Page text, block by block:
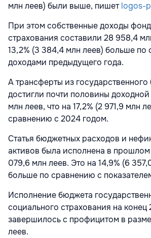
млн леев) были выше, пишетlogos-
При этом собственные доходы
страхования составили 28 958,4
13,2% (3 384,4 млн леев) больше по
доходами предыдущего года.
А трансферты из
достигли почти половины
млн леев, что на 17,2% (2 971,9 млн
сравнению с 2024 годом.
Статья бюджетных расходов и
активов была исполнена в
079,6 млн леев. Это на 14,9% (6
больше по сравнению с
Исполнение бюджета
социального страхования на конец
завершилось с профицитом в
леев.